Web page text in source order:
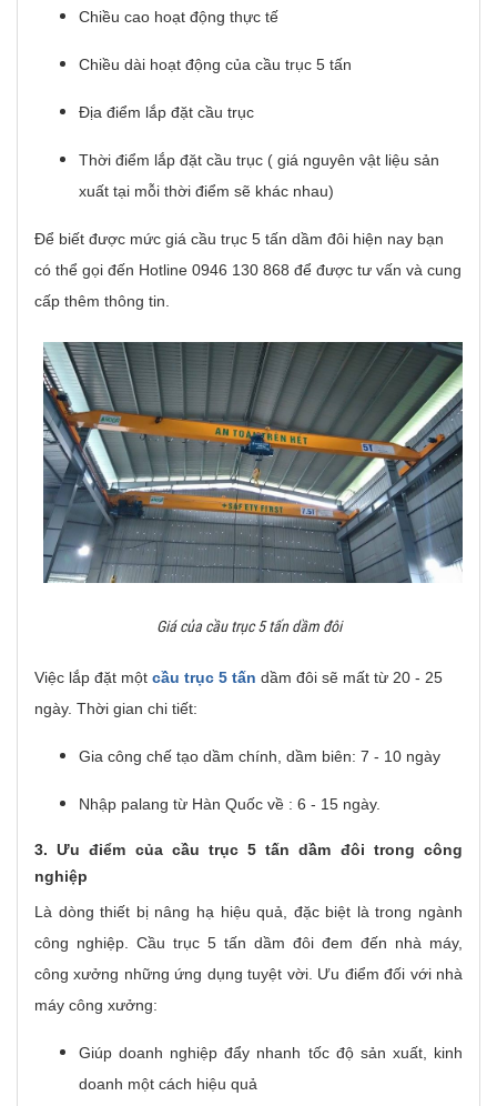
Chiều cao hoạt động thực tế
Chiều dài hoạt động của cầu trục 5 tấn
Địa điểm lắp đặt cầu trục
Thời điểm lắp đặt cầu trục ( giá nguyên vật liệu sản
xuất tại mỗi thời điểm sẽ khác nhau)
Để biết được mức giá cầu trục 5 tấn dầm đôi hiện nay bạn
có thể gọi đến Hotline 0946 130 868 để được tư vấn và cung
cấp thêm thông tin.
Giá của cầu trục 5 tấn dầm đôi
Việc lắp đặt một cầu trục 5 tấn dầm đôi sẽ mất từ 20 - 25
ngày. Thời gian chi tiết:
Gia công chế tạo dầm chính, dầm biên: 7 - 10 ngày
Nhập palang từ Hàn Quốc về : 6 - 15 ngày.
3. Ưu điểm của cầu trục 5 tấn dầm đôi trong công
nghiệp
Là dòng thiết bị nâng hạ hiệu quả, đặc biệt là trong ngành
công nghiệp. Cầu trục 5 tấn dầm đôi đem đến nhà máy,
công xưởng những ứng dụng tuyệt vời. Ưu điểm đối với nhà
máy công xưởng:
Giúp doanh nghiệp đẩy nhanh tốc độ sản xuất, kinh
doanh một cách hiệu quả